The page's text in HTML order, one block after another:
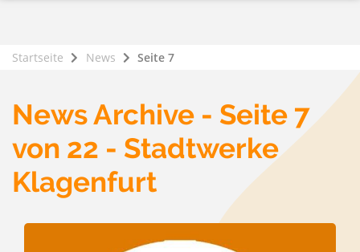
Startseite News Seite 7
News Archive - Seite 7
von 22 - Stadtwerke
Klagenfurt